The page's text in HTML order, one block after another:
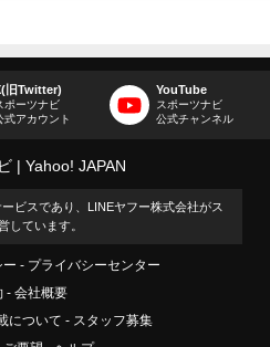
旧Twitter)
ポーツナビ
式アカウント
YouTube
スポーツナビ
公式チャンネル
Yahoo! JAPAN
ビスであり、LINEヤフー株式会社がス
しています。
ー
プライバシーセンター
会社概要
について
スタッフ募集